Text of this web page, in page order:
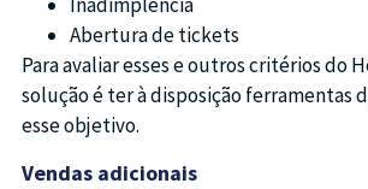
Abertura de tickets
Para avaliar esses e outros critérios do
solução é ter à disposição ferramentas
esse objetivo.
Vendas adicionais